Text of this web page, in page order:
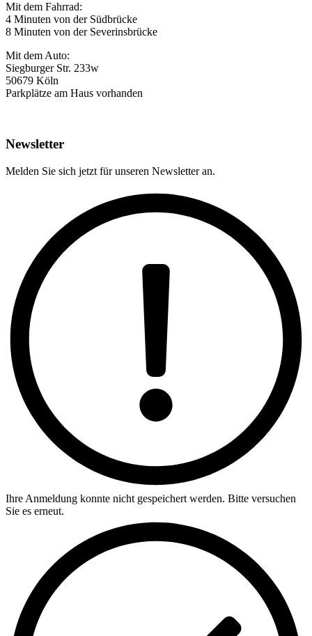
Mit dem Fahrrad:
4 Minuten von der Südbrücke
8 Minuten von der Severinsbrücke
Mit dem Auto:
Siegburger Str. 233w
50679 Köln
Parkplätze am Haus vorhanden
Newsletter
Melden Sie sich jetzt für unseren Newsletter an.
Ihre Anmeldung konnte nicht gespeichert werden. Bitte versuchen
Sie es erneut.